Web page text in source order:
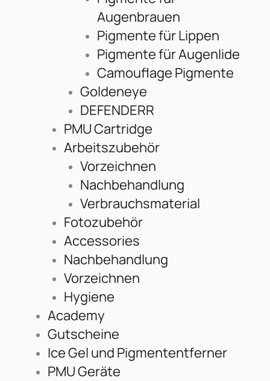
Augenbrauen
Pigmente für Lippen
Pigmente für Augenlide
Camouflage Pigmente
Goldeneye
DEFENDERR
PMU Cartridge
Arbeitszubehör
Vorzeichnen
Nachbehandlung
Verbrauchsmaterial
Fotozubehör
Accessories
Nachbehandlung
Vorzeichnen
Hygiene
Academy
Gutscheine
Ice Gel und Pigmententferner
PMU Geräte